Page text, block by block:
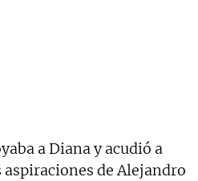
a Diana y acudió a
de Alejandro